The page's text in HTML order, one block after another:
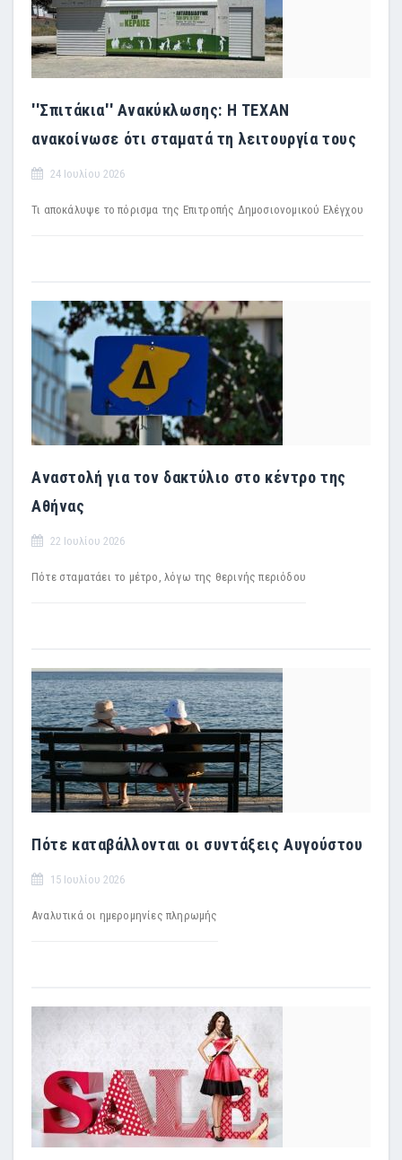
''Σπιτάκια'' Ανακύκλωσης: Η TEXAN
ανακοίνωσε ότι σταματά τη λειτουργία τους
24 Ιουλίου 2026
Τι αποκάλυψε το πόρισμα της Επιτροπής Δημοσιονομικού Ελέγχου
Αναστολή για τον δακτύλιο στο κέντρο της
Αθήνας
22 Ιουλίου 2026
Πότε σταματάει το μέτρο, λόγω της θερινής περιόδου
Πότε καταβάλλονται οι συντάξεις Αυγούστου
15 Ιουλίου 2026
Αναλυτικά οι ημερομηνίες πληρωμής